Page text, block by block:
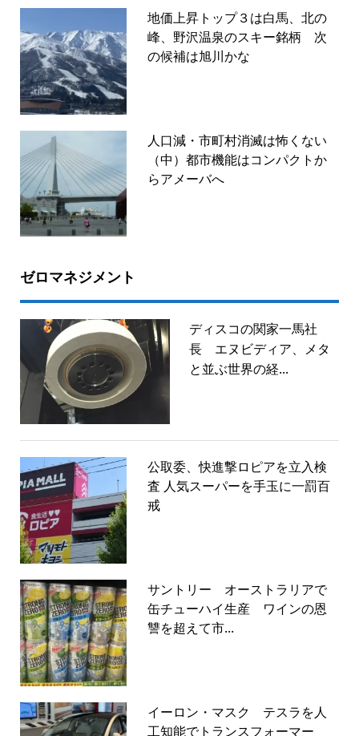
地価上昇トップ３は白馬、北の
峰、野沢温泉のスキー銘柄 次
の候補は旭川かな
人口減・市町村消滅は怖くない
（中）都市機能はコンパクトか
らアメーバへ
ゼロマネジメント
ディスコの関家一馬社
長 エヌビディア、メタ
と並ぶ世界の経...
公取委、快進撃ロピアを立入検
査 人気スーパーを手玉に一罰百
戒
サントリー オーストラリアで
缶チューハイ生産 ワインの恩
讐を超えて市...
イーロン・マスク テスラを人
工知能でトランスフォーマー